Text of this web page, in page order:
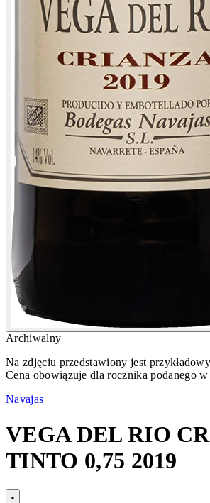
Archiwalny
Na zdjęciu przedstawiony jest
Cena obowiązuje dla rocznika podanego
Navajas
VEGA DEL RIO
TINTO 0,75 2019